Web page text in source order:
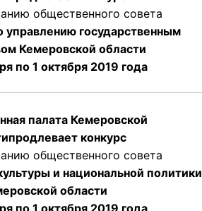
общественного совета
управлению государственным
Кемеровской области
по 1 октября 2019 года
палата Кемеровской
продлевает конкурс
общественного совета
и национальной политики
области
по 1 октября 2019 года